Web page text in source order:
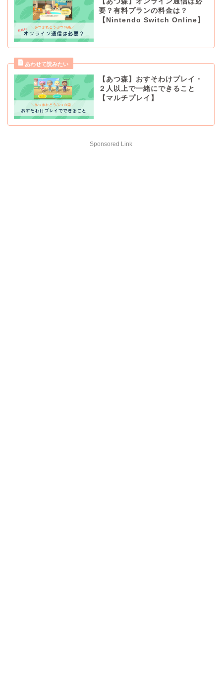
要？有料プランの料金は？
【Nintendo Switch Online】
【あつ森】おすそわけプレイ・
２人以上で一緒にできること
【マルチプレイ】
Sponsored Link